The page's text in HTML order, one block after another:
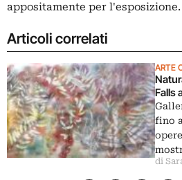
appositamente per l'esposizione.
Articoli correlati
ARTE
Falls
fino
di